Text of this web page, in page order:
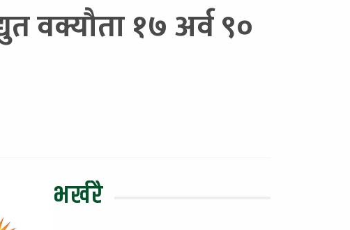
वक्यौता १७ अर्व ९०
भर्खरै